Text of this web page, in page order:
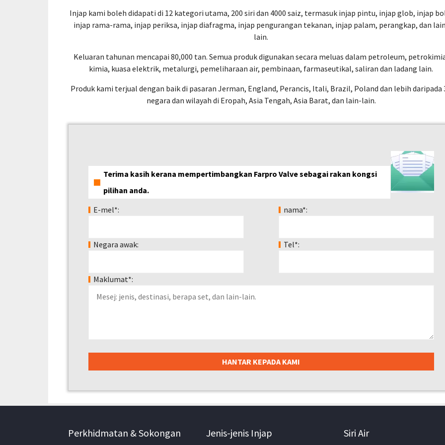
Injap kami boleh didapati di 12 kategori utama, 200 siri dan 4000 saiz, termasuk injap pintu, injap glob, injap
injap rama-rama, injap periksa, injap diafragma, injap pengurangan tekanan, injap palam, perangkap, dan
lain.
Keluaran tahunan mencapai 80,000 tan. Semua produk digunakan secara meluas dalam petroleum,
kimia, kuasa elektrik, metalurgi, pemeliharaan air, pembinaan, farmaseutikal, saliran dan ladang lain.
Produk kami terjual dengan baik di pasaran Jerman, England, Perancis, Itali, Brazil, Poland dan lebih daripada
negara dan wilayah di Eropah, Asia Tengah, Asia Barat, dan lain-lain.
Terima kasih kerana mempertimbangkan Farpro Valve sebagai rakan kongsi
pilihan anda.
E-mel*:
nama*:
Negara awak: Tel*:
Maklumat*:
Perkhidmatan & Sokongan Jenis-jenis Injap Siri Air